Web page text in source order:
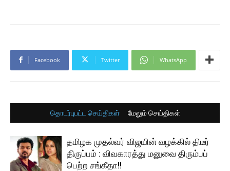
Facebook Twitter WhatsApp
தொடர்புபட்ட செய்திகள் மேலும் செய்திகள்
தமிழக முதல்வர் விஜயின் வழக்கில் திடீர்
திருப்பம் : விவகாரத்து மனுவை திரும்பப்
பெற்ற சங்கீதா!!